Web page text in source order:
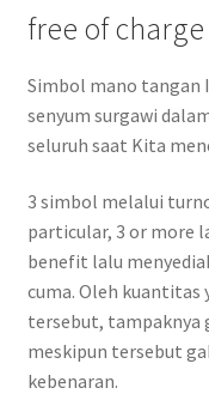
free of charge
Simbol mano tangan
senyum surgawi
seluruh saat Kita
3 simbol melalui
particular, 3 or more
benefit lalu
cuma. Oleh kuantitas
tersebut, tampaknya
meskipun tersebut
kebenaran.